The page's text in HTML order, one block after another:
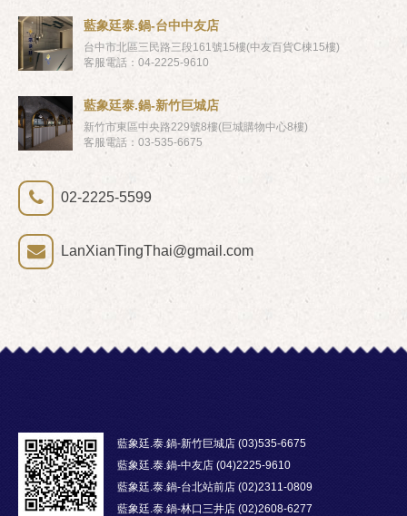
藍象廷泰.鍋-台中中友店
台中市北區三民路三段161號15樓(中友百貨C棟15樓)
客服電話：04-2225-9610
藍象廷泰.鍋-新竹巨城店
新竹市東區中央路229號8樓(巨城購物中心8樓)
客服電話：03-535-6675
02-2225-5599
LanXianTingThai@gmail.com
藍象廷.泰.鍋-新竹巨城店 (03)535-6675
藍象廷.泰.鍋-中友店 (04)2225-9610
藍象廷.泰.鍋-台北站前店 (02)2311-0809
藍象廷.泰.鍋-林口三井店 (02)2608-6277